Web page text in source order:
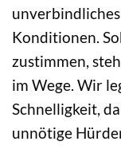
Konditionen.
zustimmen,
im Wege. Wir
Schnelligkeit,
unnötige